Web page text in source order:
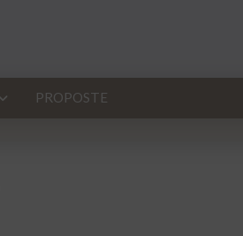
PROPOSTE